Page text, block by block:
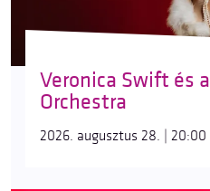
Veronica Swift és
Orchestra
2026. augusztus 28. | 20:00